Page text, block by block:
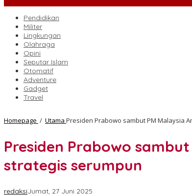
Pendidikan
Militer
Lingkungan
Olahraga
Opini
Seputar Islam
Otomatif
Adventure
Gadget
Travel
Homepage / Utama Presiden Prabowo sambut PM Malaysia
Presiden Prabowo
strategis serumpun
redaksiJumat, 27 Juni 2025